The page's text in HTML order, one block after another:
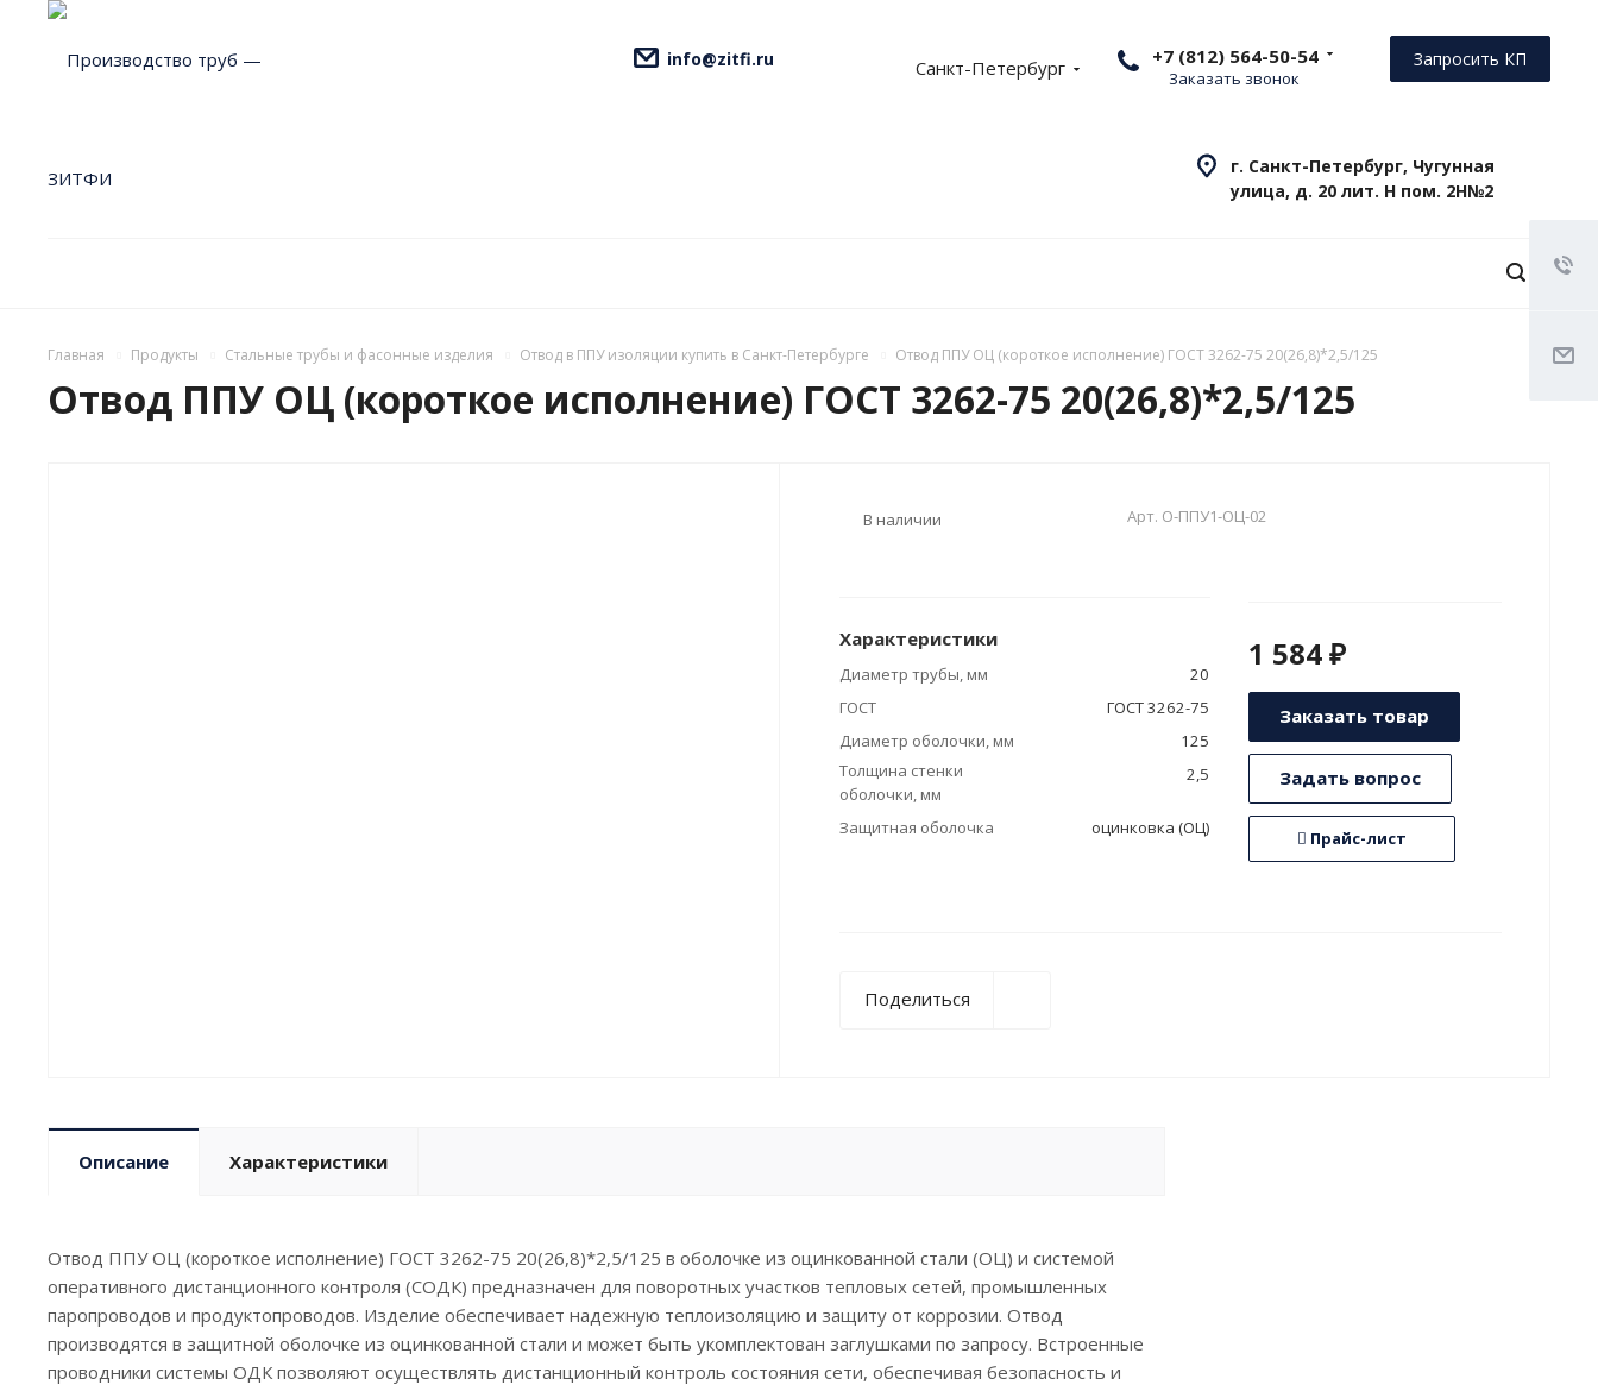
Санкт-Петербург +7 (812) 564-50-54
Заказать звонок
Запросить КП
info@zitfi.ru
г. Санкт-Петербург, Чугунная
улица, д. 20 лит. Н пом. 2Н№2
Главная Продукты Стальные трубы и фасонные изделия Отвод в ППУ изоляции купить в Санкт-Петербурге Отвод ППУ ОЦ (короткое исполнение) ГОСТ 3262-75 20(26,8)*2,5/125
Отвод ППУ ОЦ (короткое исполнение) ГОСТ 3262-75 20(26,8)*2,5/125
В наличии Арт. О-ППУ1-ОЦ-02
Характеристики
Диаметр трубы, мм
20
ГОСТ
ГОСТ 3262-75
Диаметр оболочки, мм
125
Толщина стенки
оболочки, мм
2,5
Защитная оболочка оцинковка (ОЦ)
1 584 ₽
Заказать товар
Задать вопрос
Прайс-лист
Поделиться
Описание Характеристики
Отвод ППУ ОЦ (короткое исполнение) ГОСТ 3262-75 20(26,8)*2,5/125 в оболочке из оцинкованной стали (ОЦ) и системой
оперативного дистанционного контроля (СОДК) предназначен для поворотных участков тепловых сетей, промышленных
паропроводов и продуктопроводов. Изделие обеспечивает надежную теплоизоляцию и защиту от коррозии. Отвод
производятся в защитной оболочке из оцинкованной стали и может быть укомплектован заглушками по запросу. Встроенные
проводники системы ОДК позволяют осуществлять дистанционный контроль состояния сети, обеспечивая безопасность и